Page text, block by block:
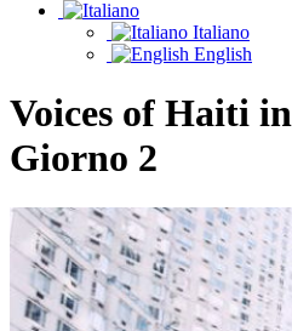
Italiano
English
Voices of Haiti
Giorno 2